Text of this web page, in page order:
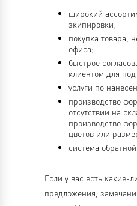
широкий
экипировки;
покупка товара,
офиса;
быстрое
клиентом для
услуги по
производство
отсутствии на
производство
цветов или
система
Если у вас есть какие-
предложения,